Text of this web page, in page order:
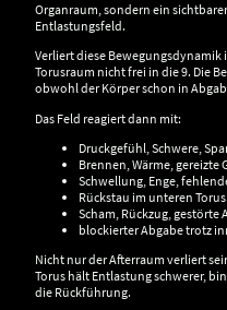
Organraum, sondern ein
Entlastungsfeld.
Verliert diese
Torusraum nicht frei in die 9. Die
obwohl der Körper schon in
Das Feld reagiert dann mit:
Druckgefühl, Schwere,
Brennen, Wärme, gereizte
Schwellung, Enge,
Rückstau im unteren
Scham, Rückzug,
blockierter Abgabe trotz
Nicht nur der Afterraum verliert
Torus hält Entlastung schwerer,
die Rückführung.